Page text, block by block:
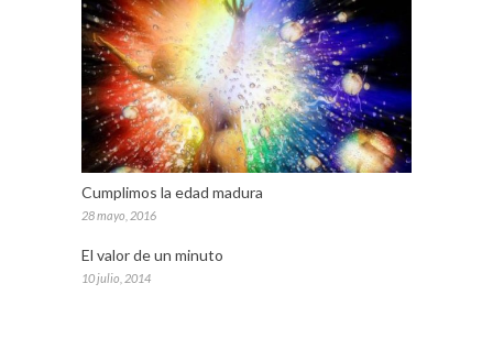
Cumplimos la edad madura
28 mayo, 2016
El valor de un minuto
10 julio, 2014